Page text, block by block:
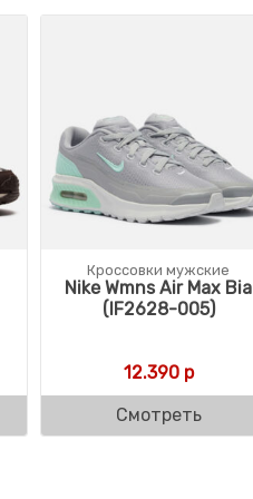
Кроссовки мужские
Nike Wmns Air Max Bia
(IF2628-005)
12.390р
Смотреть